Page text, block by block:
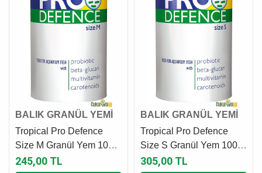
BALIK GRANÜL YEMİ
Tropical Pro Defence
Size M Granül Yem 100
Ml - 44 Gr
245,00 TL
BALIK GRANÜL YEMİ
Tropical Pro Defence
Size S Granül Yem 100
Ml - 52 Gr
305,00 TL